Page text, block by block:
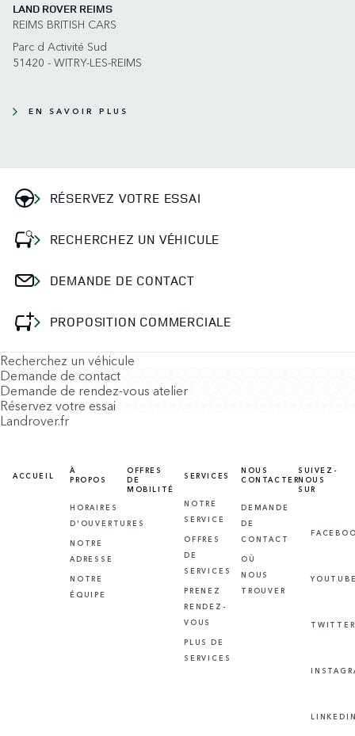
LAND ROVER REIMS
REIMS BRITISH CARS
Parc d Activité Sud
51420 - WITRY-LES-REIMS
EN SAVOIR PLUS
RÉSERVEZ VOTRE ESSAI
RECHERCHEZ UN VÉHICULE
DEMANDE DE CONTACT
PROPOSITION COMMERCIALE
Recherchez un véhicule
Demande de contact
Demande de rendez-vous atelier
Réservez votre essai
Landrover.fr
ACCUEIL
À
PROPOS
HORAIRES
D'OUVERTURES
NOTRE
ADRESSE
NOTRE
ÉQUIPE
OFFRES
DE
MOBILITÉ
SERVICES
NOTRE
SERVICE
OFFRES
DE
SERVICES
PRENEZ
RENDEZ-
VOUS
PLUS DE
SERVICES
NOUS
CONTACTER
DEMANDE
DE
CONTACT
OÙ
NOUS
TROUVER
SUIVEZ-
NOUS
SUR
TWITTER